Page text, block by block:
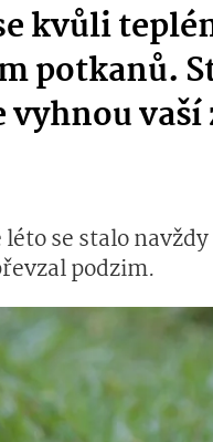
kvůli
potkanů.
vyhnou
se stalo
podzim.